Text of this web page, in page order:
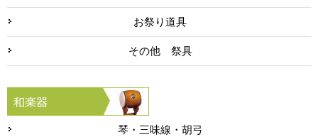
お祭り道具
その他 祭具
琴・三味線・胡弓